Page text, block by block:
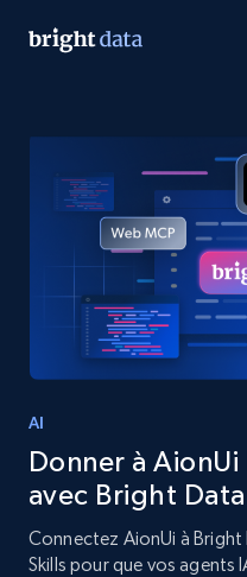
AI
Donner à AionUi
avec Bright
Connectez AionUi à
Skills pour que vos agents